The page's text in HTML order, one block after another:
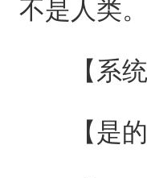
不是人类。
【系统
【是的